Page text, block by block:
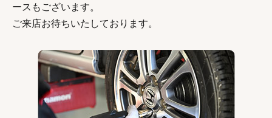
ースもございます。
ご来店お待ちいたしております。